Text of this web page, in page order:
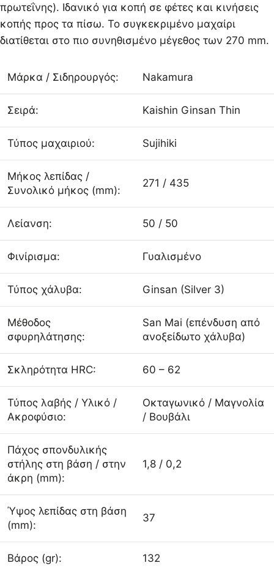
πρωτεΐνης). Ιδανικό για κοπή σε φέτες και κινήσεις
κοπής προς τα πίσω. Το συγκεκριμένο μαχαίρι
διατίθεται στο πιο συνηθισμένο μέγεθος των 270 mm.
Μάρκα / Σιδηρουργός: Nakamura
Σειρά: Kaishin Ginsan Thin
Τύπος μαχαιριού: Sujihiki
Μήκος λεπίδας /
Συνολικό μήκος (mm):
271 / 435
Λείανση: 50 / 50
Φινίρισμα: Γυαλισμένο
Τύπος χάλυβα: Ginsan (Silver 3)
Μέθοδος
σφυρηλάτησης:
San Mai (επένδυση από
ανοξείδωτο χάλυβα)
Σκληρότητα HRC: 60 – 62
Τύπος λαβής / Υλικό /
Ακροφύσιο:
Οκταγωνικό / Μαγνολία
/ Βουβάλι
Πάχος σπονδυλικής
στήλης στη βάση / στην
άκρη (mm):
1,8 / 0,2
Ύψος λεπίδας στη βάση
(mm):
37
Βάρος (gr): 132